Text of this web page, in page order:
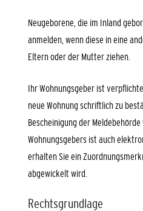
Neugeborene, die im Inland
anmelden, wenn diese in eine
Eltern oder der Mutter ziehen.
Ihr Wohnungsgeber ist
neue Wohnung schriftlich zu
Bescheinigung der
Wohnungsgebers ist auch
erhalten Sie ein
abgewickelt wird.
Rechtsgrundlage